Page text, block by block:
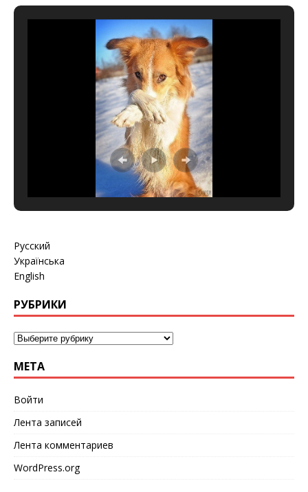
Русский
Українська
English
РУБРИКИ
МЕТА
Войти
Лента записей
Лента комментариев
WordPress.org